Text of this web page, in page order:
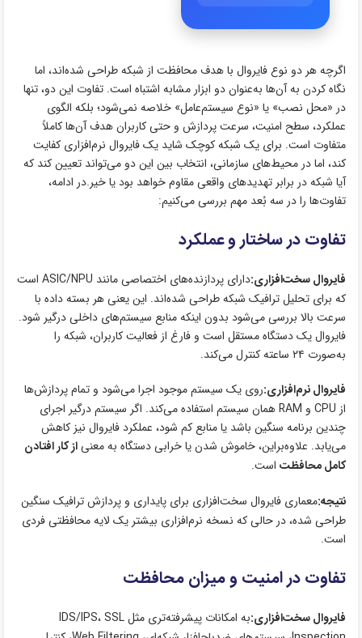
اگرچه هر دو نوع فایروال با هدف محافظت از شبکه طراحی شده‌اند، اما
نگاه کردن به آن‌ها به‌عنوان دو ابزار مشابه اشتباه است. تفاوت این دو، تنها
در «محل نصب» یا «نوع سیستم‌عامل» خلاصه نمی‌شود؛ بلکه الگوی
عملکرد، سطح امنیت، سرعت پردازش و حتی کاربران هدف آن‌ها کاملاً
متفاوت است. برای یک شبکه کوچک شاید یک فایروال نرم‌افزاری کفایت
کند، اما در محیط‌های سازمانی، انتخاب بین این دو می‌تواند تعیین کند که
آیا شبکه در برابر تهدیدهای واقعی مقاوم خواهد بود یا خیر.در ادامه،
تفاوت‌ها را در سه بُعد مهم بررسی می‌کنیم:
تفاوت در ساختار و عملکرد
فایروال سخت‌افزاری:
دارای پردازنده‌های اختصاصی مانند ASIC/NPU است
که برای تحلیل ترافیک شبکه طراحی شده‌اند. این یعنی هر بسته داده با
سرعت بالا بررسی می‌شود بدون اینکه منابع سیستم‌های داخلی درگیر شود.
فایروال یک دستگاه مستقل است و فارغ از فعالیت کاربران، شبکه را
به‌صورت ۲۴ ساعته کنترل می‌کند.
فایروال نرم‌افزاری:روی یک سیستم موجود اجرا می‌شود و تمام پردازش‌ها
از CPU و RAM همان سیستم استفاده می‌کند. اگر سیستم درگیر اجرای
چندین برنامه سنگین باشد یا منابع کم شود، عملکرد فایروال نیز کاهش
می‌یابد. علاوه‌براین، خاموش شدن یا خرابی دستگاه به معنیاز کار افتادن
کامل محافظت است.
نتیجه:معماری فایروال سخت‌افزاری برای پایداری و پردازش ترافیک سنگین
طراحی شده، در حالی که نسخه نرم‌افزاری بیشتر یک لایه محافظتی فردی
است.
تفاوت در امنیت و میزان محافظت
فایروال سخت‌افزاری:
به امکانات پیشرفته‌تری مثل IDS/IPS، SSL